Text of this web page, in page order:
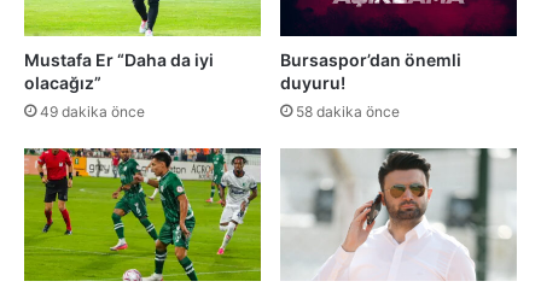
Mustafa Er “Daha da iyi
olacağız”
49 dakika önce
Bursaspor’dan önemli
duyuru!
58 dakika önce